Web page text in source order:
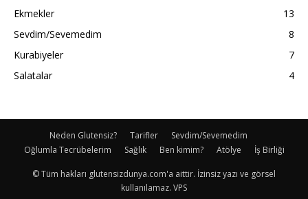
Ekmekler
13
Sevdim/Sevemedim
8
Kurabiyeler
7
Salatalar
4
Neden Glutensiz? Tarifler
Sevdim/Sevemedim
Oğlumla Tecrübelerim
Sağlık Ben kimim? Atölye İş Birliği
© Tüm hakları glutensizdunya.com'a aittir. İzinsiz yazı ve görsel
kullanılamaz. VPS